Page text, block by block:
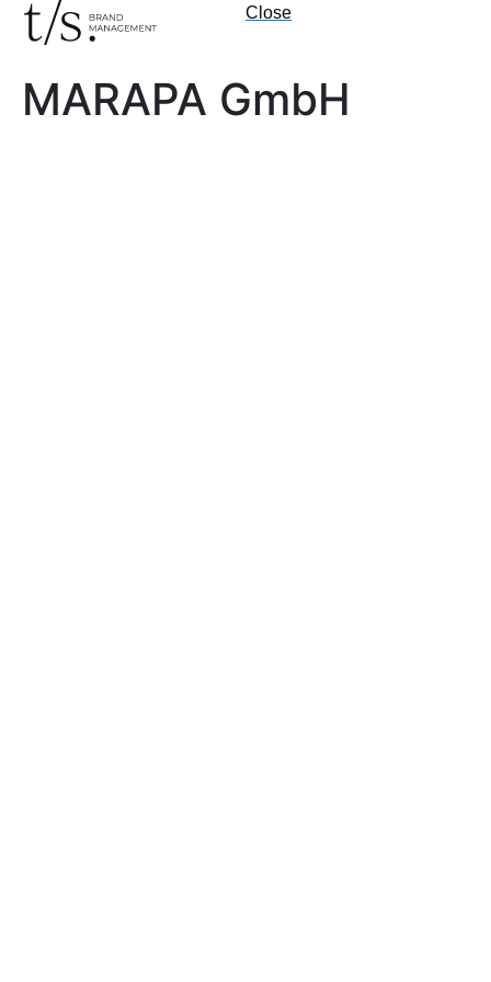
Close
MARAPA GmbH